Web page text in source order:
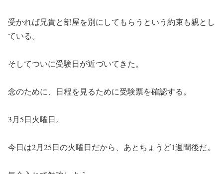
受かれば兄貴と部屋を別にしてもらうという約束も親とし
ている。
そしてついに受験日が近づいてきた。
念のために、日程を見るために受験票を確認する。
3月5日火曜日。
今日は2月25日の火曜日だから、あとちょうど1週間後だ。